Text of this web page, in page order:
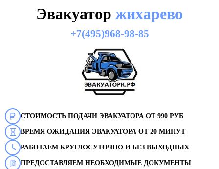
Эвакуатор жихарево
+7(495)968-98-85
СТОИМОСТЬ ПОДАЧИ ЭВАКУАТОРА ОТ 990 РУБ
ВРЕМЯ ОЖИДАНИЯ ЭВАКУАТОРА ОТ 20 МИНУТ
РАБОТАЕМ КРУГЛОСУТОЧНО И БЕЗ ВЫХОДНЫХ
ПРЕДОСТАВЛЯЕМ НЕОБХОДИМЫЕ ДОКУМЕНТЫ